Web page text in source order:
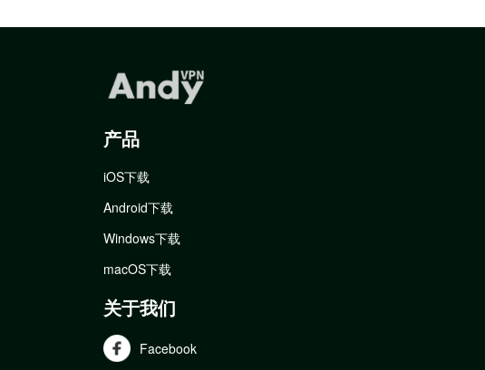
产品
iOS下载
Android下载
Windows下载
macOS下载
关于我们
Facebook